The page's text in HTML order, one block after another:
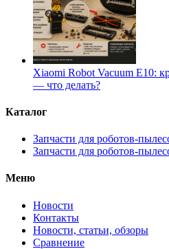
Xiaomi Robot Vacuum E10:
— что делать?
Каталог
Запчасти для роботов-
Запчасти для роботов-
Меню
Новости
Контакты
Новости, статьи, обзоры
Сравнение